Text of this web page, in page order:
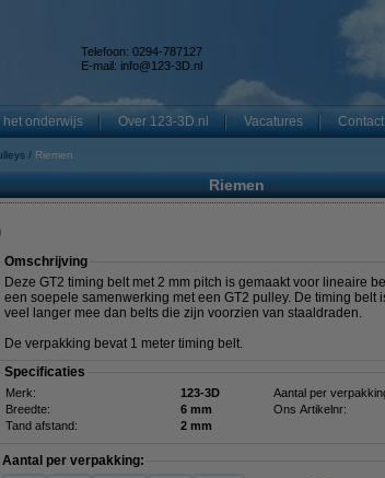
Telefoon: 0294-787127
E-mail: info@123-3D.nl
het onderwijs Over 123-3D.nl Vacatures Contact
Riemen
Riemen
Omschrijving
Deze GT2 timing belt met 2 mm pitch is gemaakt voor lineaire
een soepele samenwerking met een GT2 pulley. De timing belt
veel langer mee dan belts die zijn voorzien van staaldraden.
De verpakking bevat 1 meter timing belt.
Specificaties
Merk: 123-3D Aantal per
Breedte:
6 mm Ons Artikelnr:
Tand afstand:
2 mm
Aantal per verpakking: